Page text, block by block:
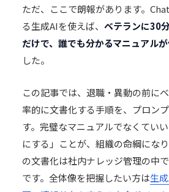
ただ、ここで朗報があります。
る生成AIを使えば、 ベテランに30
だけで、誰でも分かるマニュアル
した。
この記事では、退職・異動の前に
率的に文書化する手順を、プロン
す。完璧なマニュアルでなくてい
にする」ことが、組織の命綱にな
の文書化は社内ナレッジ管理の中
です。全体像を把握したい方は生